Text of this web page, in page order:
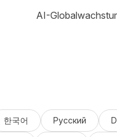
AI-
한국어 Русский